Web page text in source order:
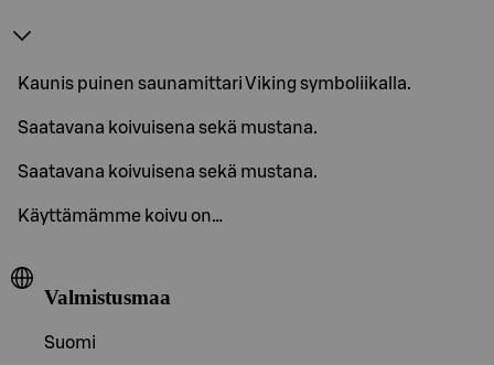
Kaunis puinen saunamittari Viking symboliikalla.
Saatavana koivuisena sekä mustana.
Saatavana koivuisena sekä mustana.
Käyttämämme koivu on…
Valmistusmaa
Suomi